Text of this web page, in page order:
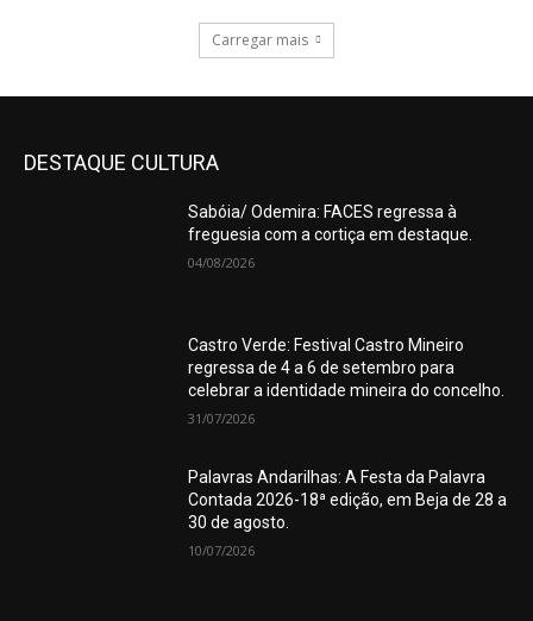
Carregar mais
DESTAQUE CULTURA
Sabóia/ Odemira: FACES regressa à
freguesia com a cortiça em destaque.
04/08/2026
Castro Verde: Festival Castro Mineiro
regressa de 4 a 6 de setembro para
celebrar a identidade mineira do concelho.
31/07/2026
Palavras Andarilhas: A Festa da Palavra
Contada 2026-18ª edição, em Beja de 28 a
30 de agosto.
10/07/2026